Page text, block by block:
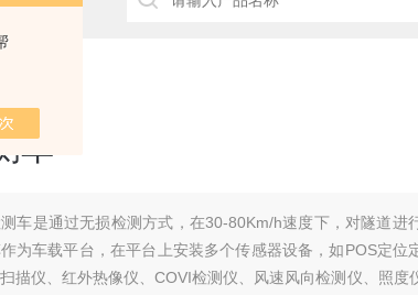
车
车是通过无损检测方式，在30-80Km/h速度下，对隧道进
为车载平台，在平台上安装多个传感器设备，如POS定位
描仪、红外热像仪、COVI检测仪、风速风向检测仪、照度